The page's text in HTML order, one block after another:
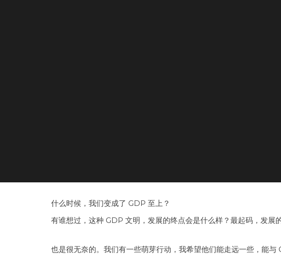
什么时候，我们变成了 GDP 至上？
有谁想过，这种 GDP 文明，发展的终点会是什么样？最起码，发展
也是很无奈的。我们有一些萌芽行动，我希望他们能走远一些，能